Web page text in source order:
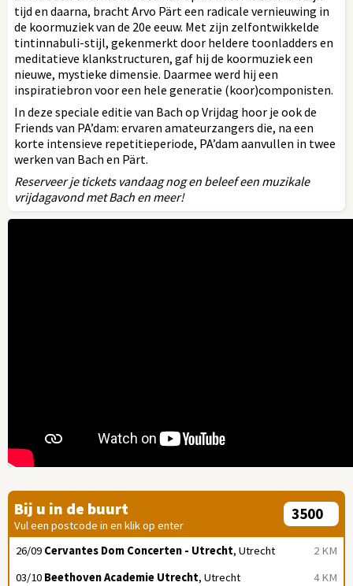
tijd en daarna, bracht Arvo Pärt een radicale vernieuwing in
de koormuziek van de 20e eeuw. Met zijn zelfontwikkelde
tintinnabuli-stijl, gekenmerkt door heldere toonladders en
meditatieve klankstructuren, gaf hij de koormuziek een
nieuwe, mystieke dimensie. Daarmee werd hij een
inspiratiebron voor een hele generatie (koor)componisten.
In deze speciale editie van Bach op Vrijdag hoor je ook de
Friends van PA’dam: ervaren amateurzangers die, na een
korte intensieve repetitieperiode, PA’dam aanvullen in twee
werken van Bach en Pärt.
Reserveer je tickets vandaag nog en beleef een muzikale
vrijdagavond met Bach en meer!
Bij u in de buurt
Vul een postcode in en klik op enter
2 KM
26/09 Cervantes Dom Concerten - Utrecht, Utrecht
4 KM
03/10 Beethoven Academie Utrecht, Utrecht